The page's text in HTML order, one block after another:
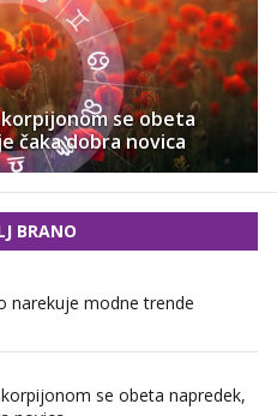
se obeta
čaka dobra novica
BRANO
narekuje modne trende
se obeta napredek,